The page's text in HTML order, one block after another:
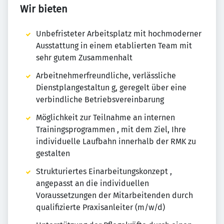
Wir bieten
Unbefristeter Arbeitsplatz mit hochmoderner
Ausstattung in einem etablierten Team mit
sehr gutem Zusammenhalt
Arbeitnehmerfreundliche, verlässliche
Dienstplangestaltun g, geregelt über eine
verbindliche Betriebsvereinbarung
Möglichkeit zur Teilnahme an internen
Trainingsprogrammen , mit dem Ziel, Ihre
individuelle Laufbahn innerhalb der RMK zu
gestalten
Strukturiertes Einarbeitungskonzept ,
angepasst an die individuellen
Voraussetzungen der Mitarbeitenden durch
qualifizierte Praxisanleiter (m/w/d)